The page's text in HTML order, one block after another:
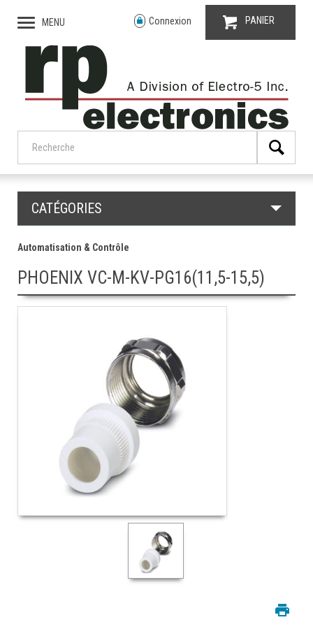
MENU Connexion PANIER
CATÉGORIES
Automatisation & Contrôle
PHOENIX VC-M-KV-PG16(11,5-15,5)